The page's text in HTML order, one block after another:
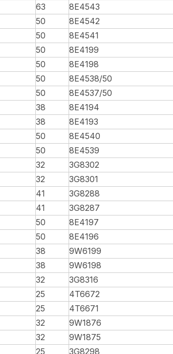
63
8E4543
50
8E4542
50
8E4541
50
8E4199
50
8E4198
50
8E4538/50
50
8E4537/50
38
8E4194
38
8E4193
50
8E4540
50
8E4539
32
3G8302
32
3G8301
41
3G8288
41
3G8287
50
8E4197
50
8E4196
38
9W6199
38
9W6198
32
3G8316
25
4T6672
25
4T6671
32
9W1876
32
9W1875
25 3G8298